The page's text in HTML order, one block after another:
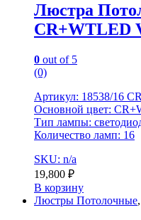
Люстра
CR+WTLED
0 out of 5
(0)
Артикул: 18538/16
Основной цвет:
Тип лампы:
Количество ламп: 16
SKU: n/a
19,800 ₽
В корзину
Люстры Потолочные,